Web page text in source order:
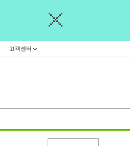
고객센터